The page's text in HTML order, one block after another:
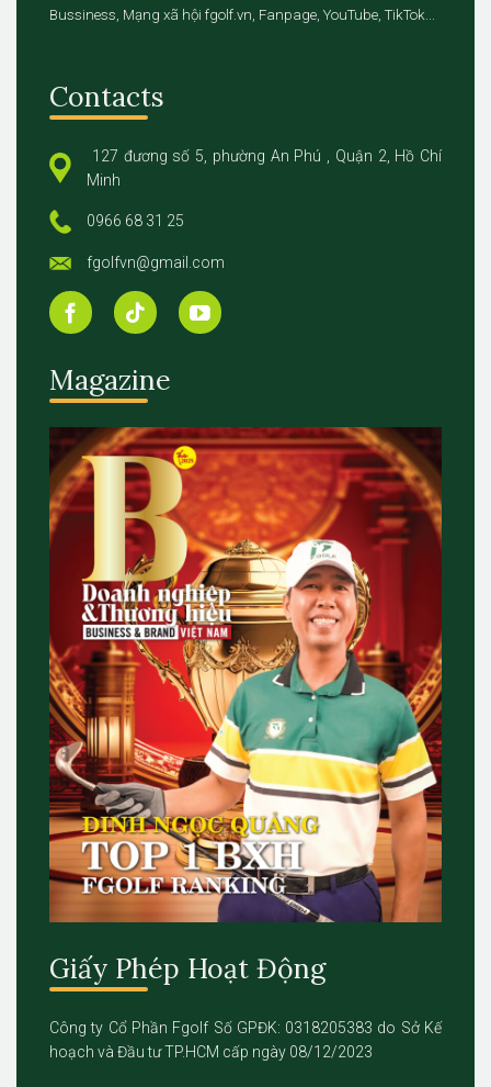
Bussiness, Mạng xã hội fgolf.vn, Fanpage, YouTube, TikTok...
Contacts
127 đương số 5, phường An Phú , Quận 2, Hồ Chí
Minh
0966 68 31 25
fgolfvn@gmail.com
Magazine
Giấy Phép Hoạt Động
Công ty Cổ Phần Fgolf Số GPĐK: 0318205383 do Sở Kế
hoạch và Đầu tư TP.HCM cấp ngày 08/12/2023